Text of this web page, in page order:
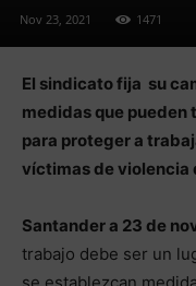
Nov 23, 2021 1471
El sindicato fija su
medidas que pueden
para proteger a
víctimas de violencia
Santander a 23 de
trabajo debe ser un